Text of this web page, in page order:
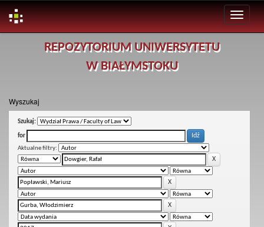
REPOZYTORIUM UNIWERSYTETU
W BIAŁYMSTOKU
Wyszukaj
Szukaj:
for
Aktualne filtry: